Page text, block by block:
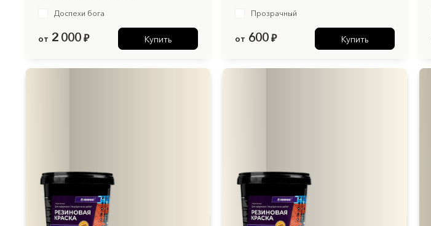
Доспехи бога
от 2 000 ₽ Купить
Прозрачный
от 600 ₽ Купить